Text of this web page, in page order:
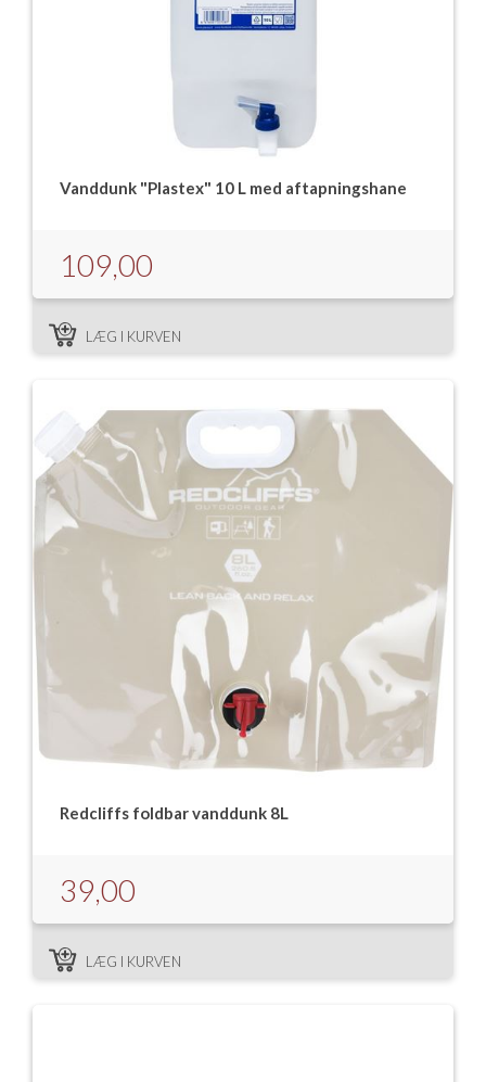
Vanddunk "Plastex" 10 L med aftapningshane
109,00
LÆG I KURVEN
Redcliffs foldbar vanddunk 8L
39,00
LÆG I KURVEN